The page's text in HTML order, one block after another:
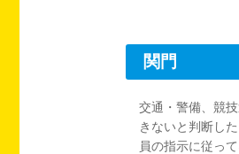
関門
交通・警備、競
きないと判断し
員の指示に従っ